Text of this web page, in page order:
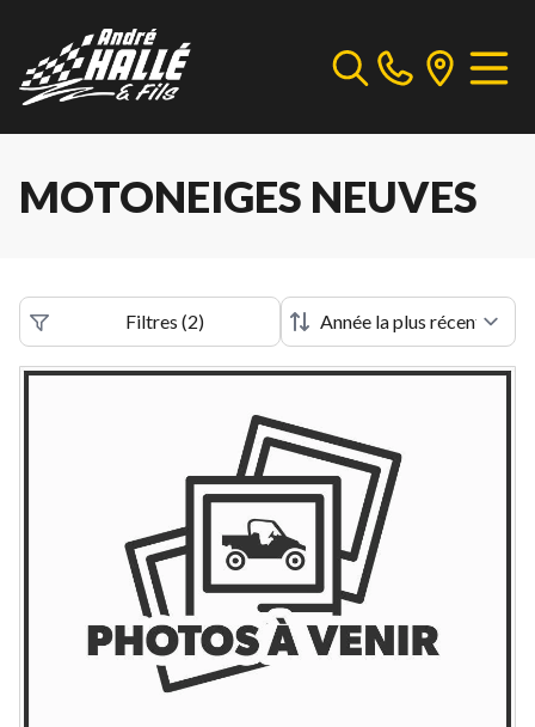
MOTONEIGES NEUVES
Filtres (2)